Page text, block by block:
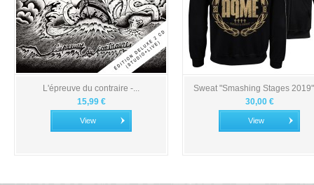
L'épreuve du contraire -...
15,99 €
View
Sweat "Smashing Stages
30,00 €
View